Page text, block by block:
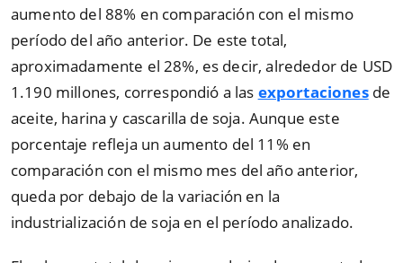
aumento del 88% en comparación con el mismo
período del año anterior. De este total,
aproximadamente el 28%, es decir, alrededor de USD
1.190 millones, correspondió a las exportacionesde
aceite, harina y cascarilla de soja. Aunque este
porcentaje refleja un aumento del 11% en
comparación con el mismo mes del año anterior,
queda por debajo de la variación en la
industrialización de soja en el período analizado.